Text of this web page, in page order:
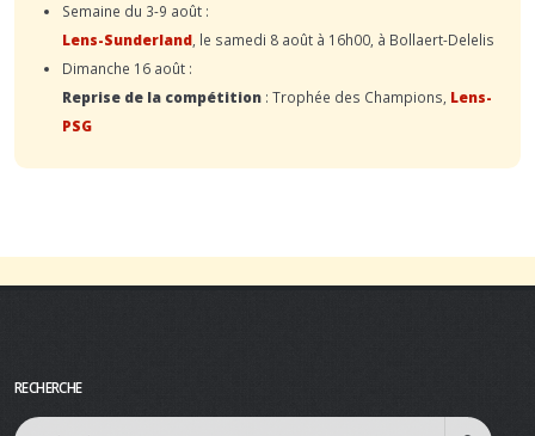
Semaine du 3-9 août :
Lens-Sunderland , le samedi 8 août à 16h00, à Bollaert-Delelis
Dimanche 16 août :
Reprise de la compétition : Trophée des Champions, Lens-
PSG
RECHERCHE